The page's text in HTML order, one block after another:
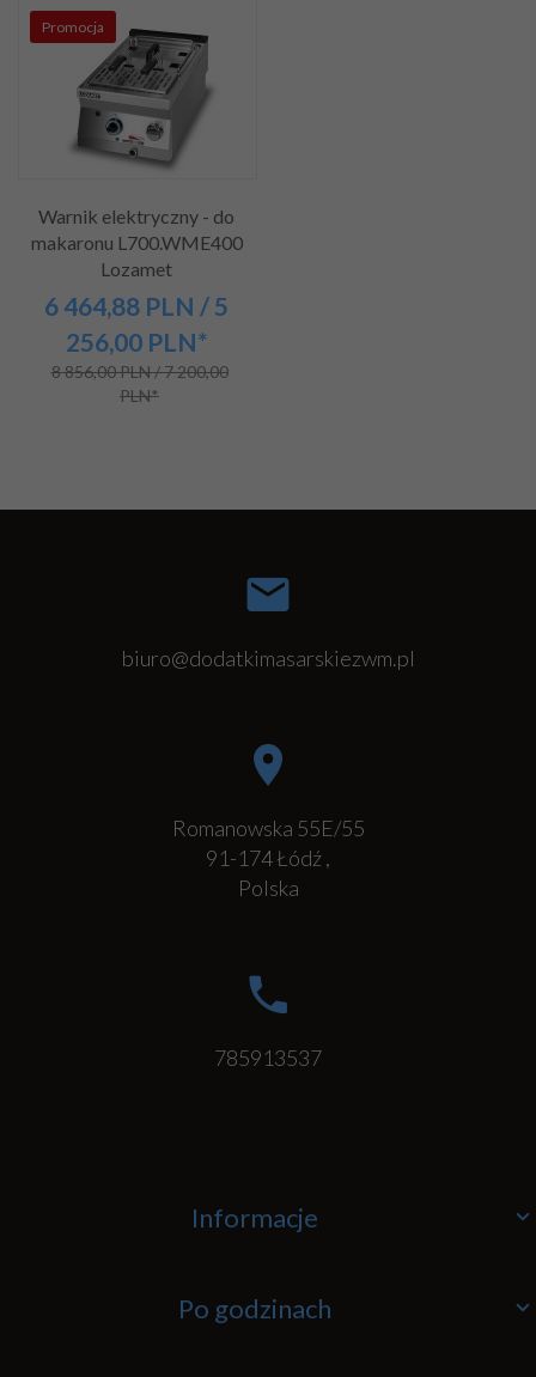
Promocja
Warnik elektryczny - do
makaronu L700.WME400
Lozamet
6 464,88 PLN / 5
256,00 PLN*
8 856,00 PLN / 7 200,00
PLN*
biuro@dodatkimasarskiezwm.pl
Romanowska 55E/55
91-174Łódź,
Polska
785913537
Informacje
Po godzinach